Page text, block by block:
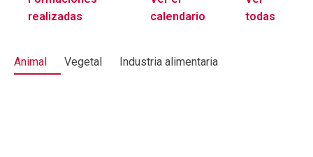
realizadas
calendario
todas
Animal Vegetal Industria alimentaria